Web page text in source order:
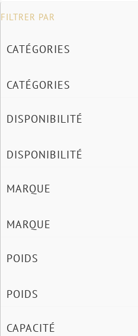
FILTRER PAR
CATÉGORIES
CATÉGORIES
DISPONIBILITÉ
DISPONIBILITÉ
MARQUE
MARQUE
POIDS
POIDS
CAPACITÉ